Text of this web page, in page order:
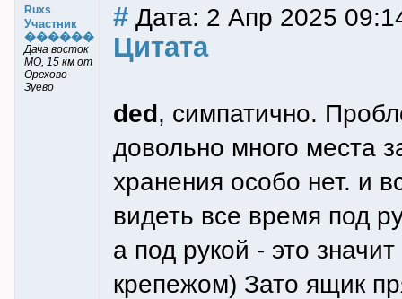
Ruxs
Участник
������
Дача восток
МО, 15 км от
Орехово-
Зуево
# Дата: 2 Апр 2025
Цитата
ded, симпатично.
довольно много места
хранения особо нет. и
видеть все время под
а под рукой - это
крепежом) Зато ящик